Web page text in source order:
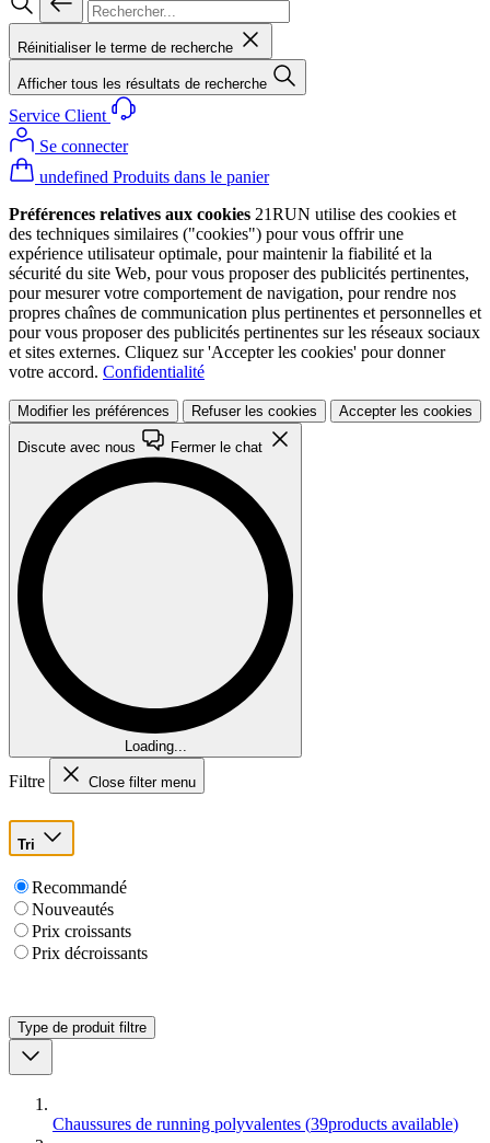
Réinitialiser le terme de recherche
Afficher tous les résultats de recherche
Service Client
Se connecter
undefined Produits dans le panier
Préférences relatives aux cookies 21RUN utilise des cookies et
des techniques similaires ("cookies") pour vous offrir une
expérience utilisateur optimale, pour maintenir la fiabilité et la
sécurité du site Web, pour vous proposer des publicités pertinentes,
pour mesurer votre comportement de navigation, pour rendre nos
propres chaînes de communication plus pertinentes et personnelles et
pour vous proposer des publicités pertinentes sur les réseaux sociaux
et sites externes. Cliquez sur 'Accepter les cookies' pour donner
votre accord. Confidentialité
Modifier les préférences Refuser les cookies Accepter les cookies
Discute avec nous Fermer le chat
Loading...
Filtre Close filter menu
Tri
Recommandé
Nouveautés
Prix croissants
Prix décroissants
Type de produit filtre
Chaussures de running polyvalentes (39products available)